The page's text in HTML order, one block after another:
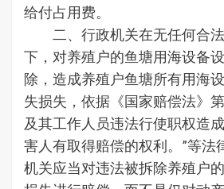
给付占用费。
二、行政机关在无任何合法
下，对养殖户的鱼塘用海设备
除，造成养殖户鱼塘所有用海
失损失，依据《国家赔偿法》
及其工作人员违法行使职权造
害人有取得赔偿的权利。”等法
机关应当对违法被拆除养殖户